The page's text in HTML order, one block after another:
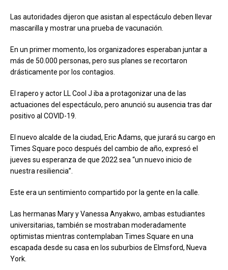
Las autoridades dijeron que asistan al espectáculo deben llevar
mascarilla y mostrar una prueba de vacunación.
En un primer momento, los organizadores esperaban juntar a
más de 50.000 personas, pero sus planes se recortaron
drásticamente por los contagios.
El rapero y actor LL Cool J iba a protagonizar una de las
actuaciones del espectáculo, pero anunció su ausencia tras dar
positivo al COVID-19.
El nuevo alcalde de la ciudad, Eric Adams, que jurará su cargo en
Times Square poco después del cambio de año, expresó el
jueves su esperanza de que 2022 sea “un nuevo inicio de
nuestra resiliencia”.
Este era un sentimiento compartido por la gente en la calle.
Las hermanas Mary y Vanessa Anyakwo, ambas estudiantes
universitarias, también se mostraban moderadamente
optimistas mientras contemplaban Times Square en una
escapada desde su casa en los suburbios de Elmsford, Nueva
York.